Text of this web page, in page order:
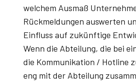
welchem Ausmaß
Rückmeldungen auswerten
Einfluss auf zukünftige
Wenn die Abteilung, die bei
die Kommunikation / Hotline
eng mit der Abteilung